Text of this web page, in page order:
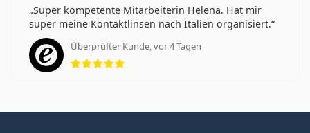
Super kompetente Mitarbeiterin Helena. Hat mir
super meine Kontaktlinsen nach Italien organisiert.
Überprüfter Kunde, vor 4 Tagen
Bewertung 5 aus 5